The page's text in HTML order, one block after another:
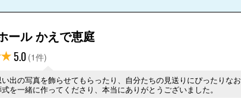
ール かえで恵庭
5.0 (1件)
出の写真を飾らせてもらったり、自分たちの見送りにぴったりなお
を一緒に作ってくださり、本当にありがとうございました。